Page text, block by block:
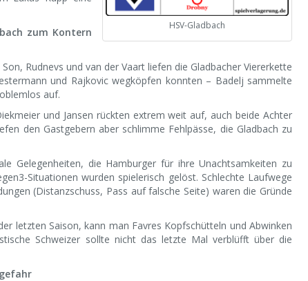
HSV-Gladbach
zum Kontern
Rudnevs und van der Vaart liefen die Gladbacher Viererkette
und Rajkovic wegköpfen konnten – Badelj sammelte
auf.
und Jansen rückten extrem weit auf, auch beide Achter
den Gastgebern aber schlimme Fehlpässe, die Gladbach zu
Gelegenheiten, die Hamburger für ihre Unachtsamkeiten zu
Situationen wurden spielerisch gelöst. Schlechte Laufwege
(Distanzschuss, Pass auf falsche Seite) waren die Gründe
letzten Saison, kann man Favres Kopfschütteln und Abwinken
Schweizer sollte nicht das letzte Mal verblüfft über die